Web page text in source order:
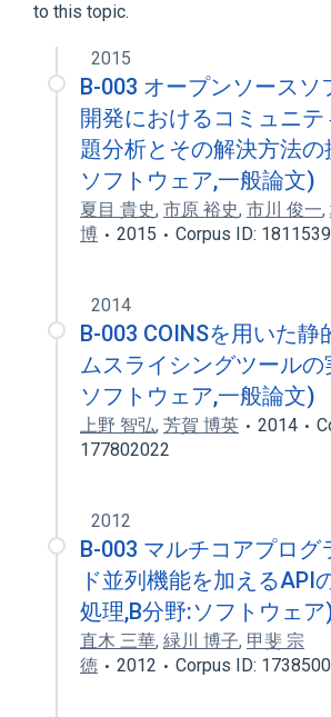
to this topic.
2015
B-003 オープンソースソ
開発におけるコミュニテ
題分析とその解決方法の
ソフトウェア,一般論文)
夏目 貴史, 市原 裕史, 市川 俊一,
博
2015 Corpus ID:
2014
B-003 COINSを用いた静
ムスライシングツールの
ソフトウェア,一般論文)
上野 智弘, 芳賀 博英 2014
177802022
2012
B-003 マルチコアプログ
ド並列機能を加えるAPI
処理,B分野:ソフトウェア
直木 三華, 緑川 博子, 甲斐 宗
徳
2012 Corpus ID: